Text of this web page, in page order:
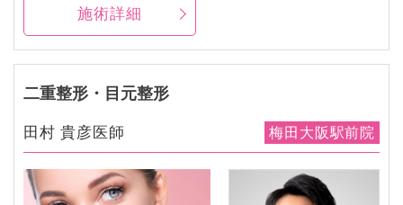
施術詳細
二重整形・目元整形
田村 貴彦医師 梅田大阪駅前院